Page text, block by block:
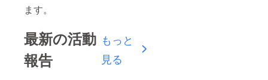
ます。
最新の活動
報告
もっと
見る